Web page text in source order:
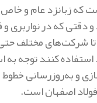
که زبانزد عام و
دقتی که در نواربری
شرکت‌های مختلف حتی
کنند توجه به
و به‌روزرسانی
اصفهان است.